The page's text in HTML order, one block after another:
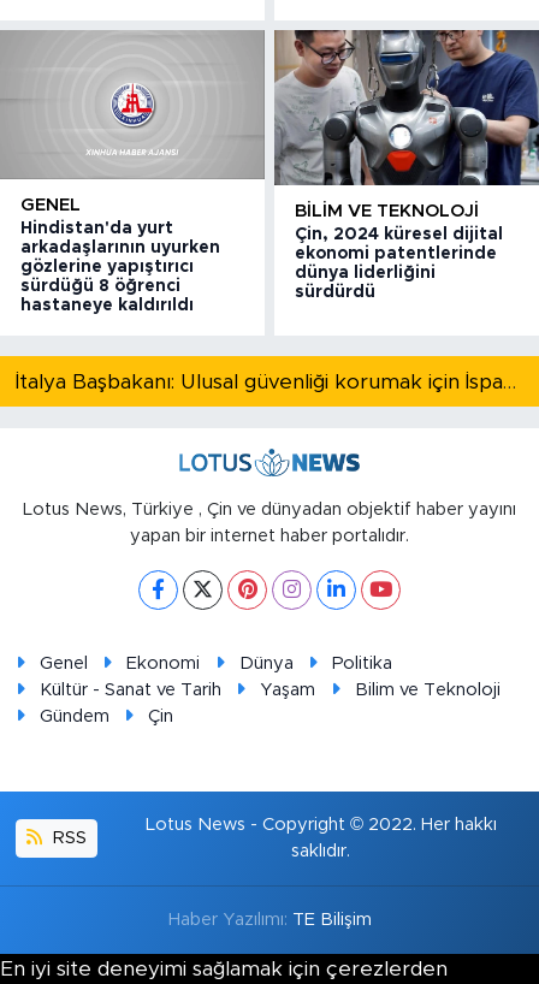
GENEL
Hindistan'da yurt
arkadaşlarının uyurken
gözlerine yapıştırıcı
sürdüğü 8 öğrenci
hastaneye kaldırıldı
BILIM VE TEKNOLOJI
Çin, 2024 küresel dijital
ekonomi patentlerinde
dünya liderliğini
sürdürdü
İtalya Başbakanı: Ulusal güvenliği korumak için İspanya ile Schengen kapsamındaki serbest dolaşımı askıya alıyoruz
Lotus News, Türkiye , Çin ve dünyadan objektif haber yayını
yapan bir internet haber portalıdır.
Genel Ekonomi Dünya
Politika
Kültür - Sanat ve Tarih
Yaşam
Bilim ve Teknoloji
Gündem
Çin
RSS
Lotus News - Copyright © 2022. Her hakkı
saklıdır.
Haber Yazılımı: TE Bilişim
En iyi site deneyimi sağlamak için çerezlerden